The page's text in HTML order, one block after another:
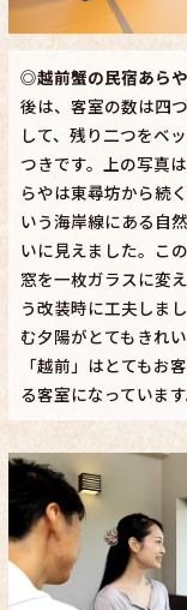
◎越前蟹の民宿あらや
後は、客室の数は四
して、残り二つをベ
つきです。上の写真
らやは東尋坊から続
いう海岸線にある自
いに見えました。こ
窓を一枚ガラスに変
う改装時に工夫しま
む夕陽がとてもきれ
「越前」はとてもお
る客室になっていま